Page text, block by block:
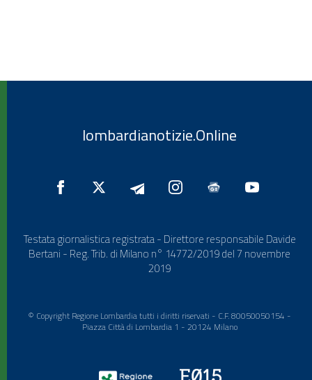
lombardianotizie.Online
Testata giornalistica registrata - Direttore responsabile Davide
Bertani - Reg. Trib. di Milano n° 14772/2019 del 7 novembre
2019
© Copyright Regione Lombardia tutti i diritti riservati - C.F. 80050050154 -
Piazza Città di Lombardia 1 - 20124 Milano